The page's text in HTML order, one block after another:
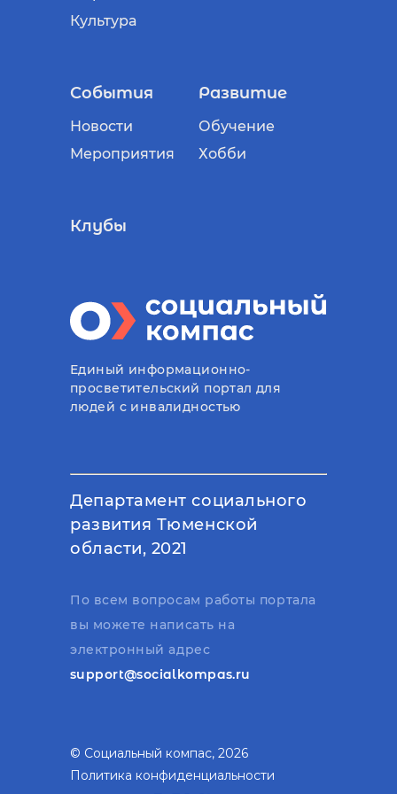
Культура
События
Новости
Мероприятия
Развитие
Обучение
Хобби
Клубы
Единый информационно-
просветительский портал для
людей с инвалидностью
Департамент социального
развития Тюменской
области, 2021
По всем вопросам работы портала
вы можете написать на
электронный адрес
support@socialkompas.ru
© Социальный компас, 2026
Политика конфиденциальности